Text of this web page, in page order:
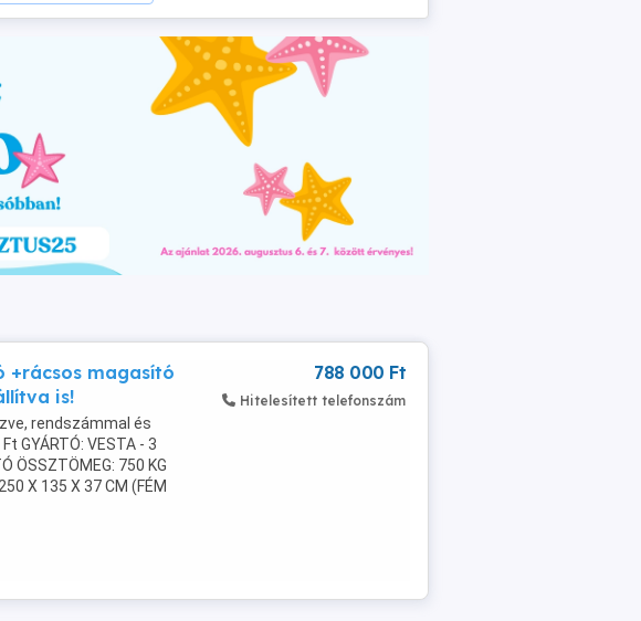
+rácsos magasító
is!
rendszámmal és
GYÁRTÓ: VESTA - 3
ÖSSZTÖMEG: 750 KG
X 135 X 37 CM (FÉM
Az ...
788 000 Ft
Hitelesített telefonszám